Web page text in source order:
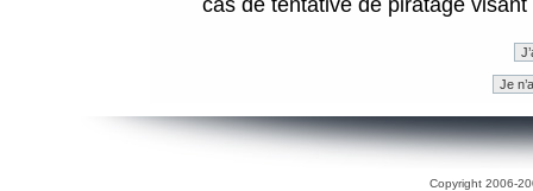
cas de tentative de piratage
Copyright 2006-